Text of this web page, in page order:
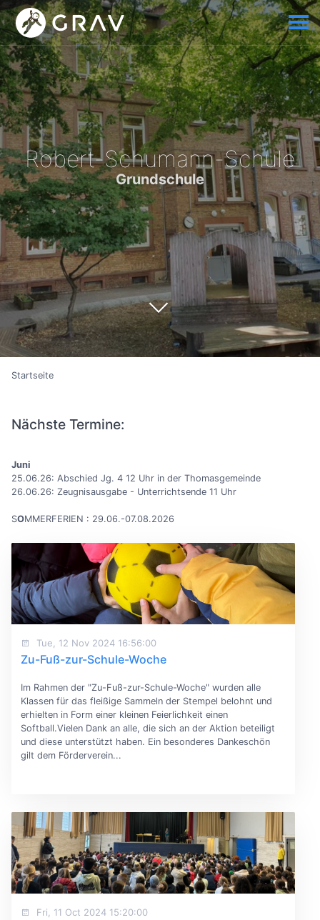
Robert-Schumann-Schule
Grundschule
Startseite
Nächste Termine:
Juni
25.06.26: Abschied Jg. 4 12 Uhr in der Thomasgemeinde
26.06.26: Zeugnisausgabe - Unterrichtsende 11 Uhr
SOMMERFERIEN : 29.06.-07.08.2026
Tue, 12 Nov 2024 16:56:00
Zu-Fuß-zur-Schule-Woche
Im Rahmen der "Zu-Fuß-zur-Schule-Woche" wurden alle
Klassen für das fleißige Sammeln der Stempel belohnt und
erhielten in Form einer kleinen Feierlichkeit einen
Softball.Vielen Dank an alle, die sich an der Aktion beteiligt
und diese unterstützt haben. Ein besonderes Dankeschön
gilt dem Förderverein...
Fri, 11 Oct 2024 15:20:00